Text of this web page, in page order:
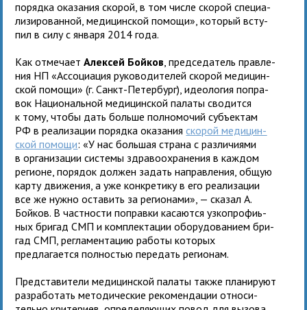
порядка ока­за­ния ско­рой, в том числе ско­рой спе­ци­а­
ли­зи­ро­ван­ной, меди­цин­ской помощи», кото­рый всту­
пил в силу с января 2014 года.
Как отме­чаетАлексей Бойков , пред­се­да­тель прав­ле­
ния НП «Ассоциация руко­во­ди­те­лей ско­рой меди­цин­
ской помощи» (г. Санкт-Петербург), идео­ло­гия попра­
вок Национальной меди­цин­ской палаты сво­дится
к тому, чтобы дать больше пол­но­мо­чий субъ­ек­там
РФ в реа­ли­за­ции порядка ока­за­нияско­рой меди­цин­
ской помощи: «У нас боль­шая страна с раз­ли­чи­ями
в орга­ни­за­ции системы здра­во­охра­не­ния в каж­дом
реги­оне, поря­док дол­жен задать направ­ле­ния, общую
карту дви­же­ния, а уже кон­кре­тику в его реа­ли­за­ции
все же нужно оста­вить за реги­о­нами», — ска­зал А.
Бойков. В част­но­сти поправки каса­ются узко­про­фиь­
ных бри­гад СМП и ком­плек­та­ции обо­ру­до­ва­нием бри­
гад СМП, регла­мен­та­цию работы которых
предлагается полностью пере­дать регионам.
Представители медицинской палаты также пла­ни­руют
раз­ра­бо­тать мето­ди­че­ские реко­мен­да­ции отно­си­